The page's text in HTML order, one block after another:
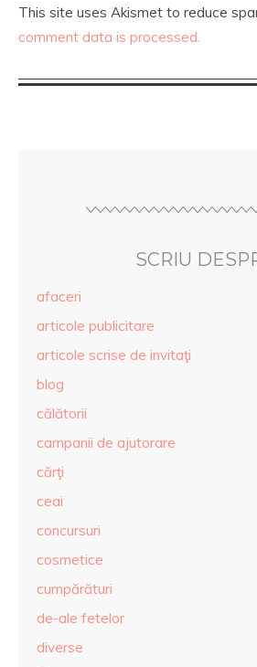
This site uses Akismet to reduce
comment data is processed.
SCRIU
afaceri
articole publicitare
articole scrise de invitaţi
blog
călătorii
campanii de ajutorare
cărţi
ceai
concursuri
cosmetice
cumpărături
de-ale fetelor
diverse